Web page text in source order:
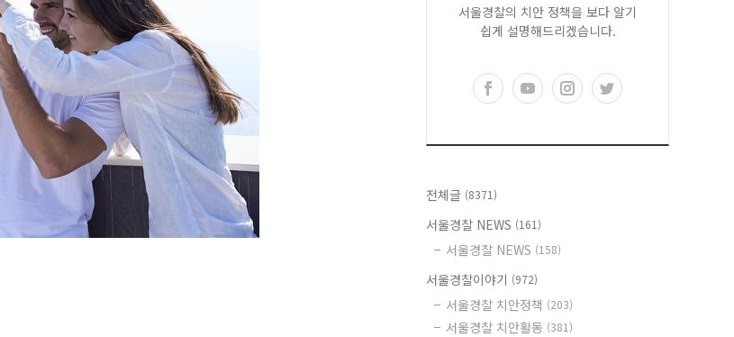
서울경찰의 치안 정책을 보다 알기
쉽게 설명해드리겠습니다.
전체글 (8371)
서울경찰 NEWS (161)
서울경찰 NEWS (158)
서울경찰이야기 (972)
서울경찰 치안정책 (203)
서울경찰 치안활동 (381)